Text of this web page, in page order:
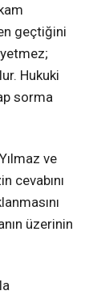
geçtiğini
Hukuki
sorma
ve
cevabını
üzerinin